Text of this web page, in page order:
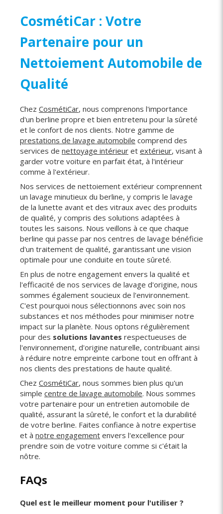
CosmétiCar : Votre
Partenaire pour un
Nettoiement Automobile de
Qualité
Chez CosmétiCar, nous comprenons l'importance
d'un berline propre et bien entretenu pour la sûreté
et le confort de nos clients. Notre gamme de
prestations de lavage automobile comprend des
services de nettoyage intérieur et extérieur, visant à
garder votre voiture en parfait état, à l'intérieur
comme à l'extérieur.
Nos services de nettoiement extérieur comprennent
un lavage minutieux du berline, y compris le lavage
de la lunette avant et des vitraux avec des produits
de qualité, y compris des solutions adaptées à
toutes les saisons. Nous veillons à ce que chaque
berline qui passe par nos centres de lavage bénéficie
d'un traitement de qualité, garantissant une vision
optimale pour une conduite en toute sûreté.
En plus de notre engagement envers la qualité et
l'efficacité de nos services de lavage d'origine, nous
sommes également soucieux de l'environnement.
C'est pourquoi nous sélectionnons avec soin nos
substances et nos méthodes pour minimiser notre
impact sur la planète. Nous optons régulièrement
pour des solutions lavantes respectueuses de
l'environnement, d'origine naturelle, contribuant ainsi
à réduire notre empreinte carbone tout en offrant à
nos clients des prestations de haute qualité.
Chez CosmétiCar, nous sommes bien plus qu'un
simple centre de lavage automobile. Nous sommes
votre partenaire pour un entretien automobile de
qualité, assurant la sûreté, le confort et la durabilité
de votre berline. Faites confiance à notre expertise
et à notre engagement envers l'excellence pour
prendre soin de votre voiture comme si c'était la
nôtre.
FAQs
Quel est le meilleur moment pour l'utiliser ?